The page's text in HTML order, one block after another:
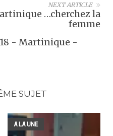
NEXT ARTICLE
…cherchez la
femme
- Martinique -
SUJET
A LA UNE